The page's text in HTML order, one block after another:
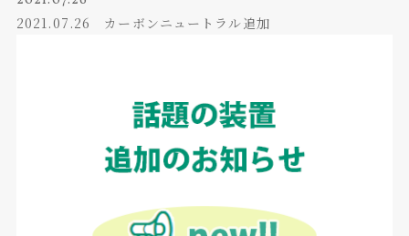
2021.07.26 カーボンニュートラル追加